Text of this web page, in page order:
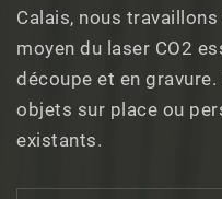
Calais, nous
moyen du laser CO2
découpe et en
objets sur place ou
existants.